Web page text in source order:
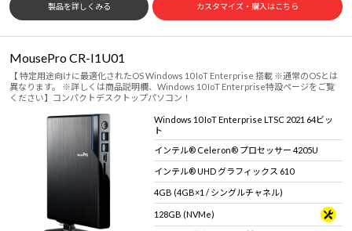
製品を詳しくみる カスタマイズ・購入はこちら
MousePro CR-I1U01
【 特定用途向けに最適化されたOS Windows 10 IoT Enterprise 搭載 ※通常のOSとは
異なります。 ※詳しくは商品説明欄、Windows 10 IoT Enterprise特設ページをご覧
ください】コンパクトデスクトップパソコン！
Windows 10 IoT Enterprise LTSC 2021 64ビッ
ト
インテル® Celeron® プロセッサー 4205U
インテル® UHD グラフィックス 610
4GB (4GB×1 / シングルチャネル)
128GB (NVMe)